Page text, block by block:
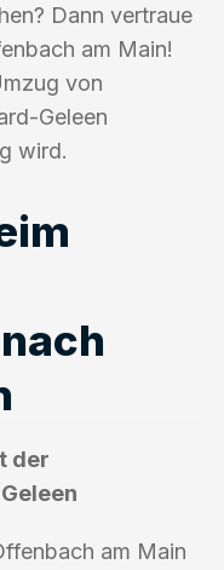
Dann vertraue
am Main!
von
Geleen
wird.
der
am Main